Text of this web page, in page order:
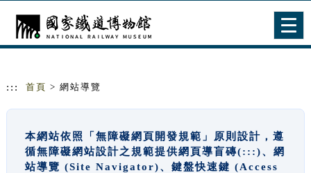
::: 首頁 > 網站導覽
本網站依照「無障礙網頁開發規範」原則設計，遵
循無障礙網站設計之規範提供網頁導盲磚(:::)、網
站導覽 (Site Navigator)、鍵盤快速鍵 (Access